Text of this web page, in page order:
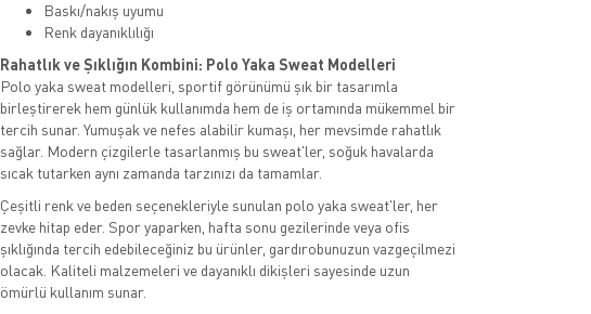
Baskı/nakış uyumu
Renk dayanıklılığı
Rahatlık ve Şıklığın Kombini: Polo Yaka Sweat Modelleri
Polo yaka sweat modelleri, sportif görünümü şık bir tasarımla
birleştirerek hem günlük kullanımda hem de iş ortamında mükemmel bir
tercih sunar. Yumuşak ve nefes alabilir kumaşı, her mevsimde rahatlık
sağlar. Modern çizgilerle tasarlanmış bu sweat'ler, soğuk havalarda
sıcak tutarken aynı zamanda tarzınızı da tamamlar.
Çeşitli renk ve beden seçenekleriyle sunulan polo yaka sweat'ler, her
zevke hitap eder. Spor yaparken, hafta sonu gezilerinde veya ofis
şıklığında tercih edebileceğiniz bu ürünler, gardırobunuzun vazgeçilmezi
olacak. Kaliteli malzemeleri ve dayanıklı dikişleri sayesinde uzun
ömürlü kullanım sunar.